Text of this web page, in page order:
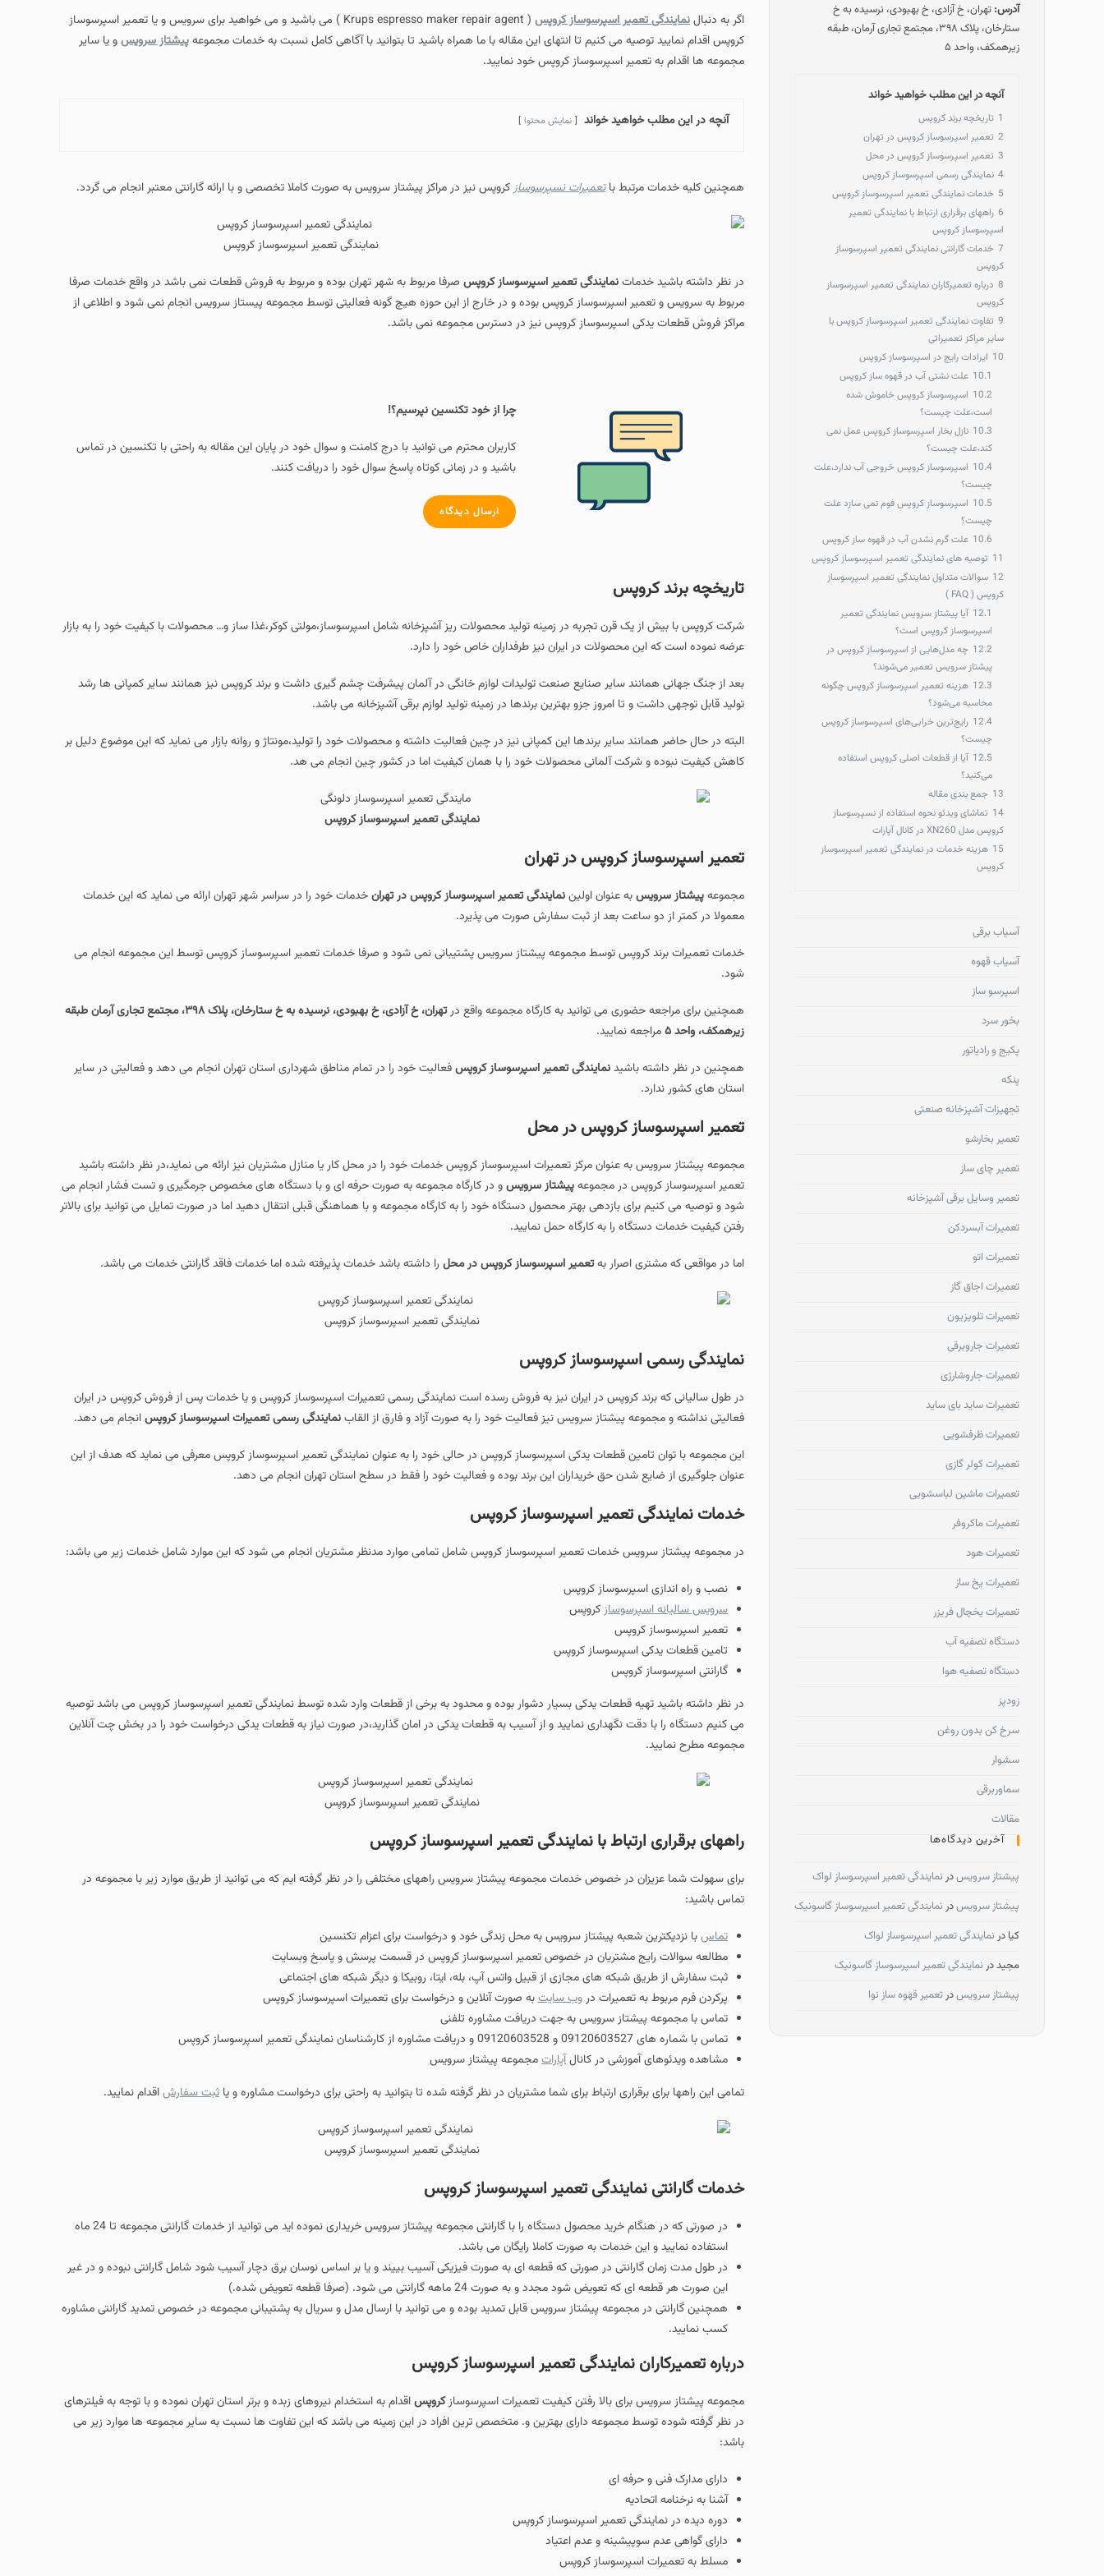
اگر به دنبالنمایندگی تعمیر اسپرسوساز کروپس
( Krups espresso maker repair agent ) می باشید و می خواهید برای سرویس و یا تعمیر اسپرسوساز
کروپس اقدام نمایید توصیه می کنیم تا انتهای این مقاله با ما همراه باشید تا بتوانید با آگاهی کامل نسبت به خدمات مجموعهپیشتاز سرویسو یا سایر
مجموعه ها اقدام به تعمیر اسپرسوساز کروپس خود نمایید.
آنچه در این مطلب خواهید خواند نمایش محتوا
همچنین کلیه خدمات مرتبط باتعمیرات نسپرسوسازکروپس نیز در مراکز پیشتاز سرویس به صورت کاملا تخصصی و با ارائه گارانتی معتبر انجام می گردد.
نمایندگی تعمیر اسپرسوساز کروپس
در نظر داشته باشید خدماتنمایندگی تعمیر اسپرسوساز کروپس صرفا مربوط به شهر تهران بوده و مربوط به فروش قطعات نمی باشد در واقع خدمات صرفا
مربوط به سرویس و تعمیر اسپرسوساز کروپس بوده و در خارج از این حوزه هیچ گونه فعالیتی توسط مجموعه پیستاز سرویس انجام نمی شود و اطلاعی از
مراکز فروش قطعات یدکی اسپرسوساز کروپس نیز در دسترس مجموعه نمی باشد.
چرا از خود تکنسین نپرسیم؟!
کاربران محترم می توانید با درج کامنت و سوال خود در پایان این مقاله به راحتی با تکنسین در تماس
باشید و در زمانی کوتاه پاسخ سوال خود را دریافت کنند.
ارسال دیدگاه
تاریخچه برند کروپس
شرکت کروپس با بیش از یک قرن تجربه در زمینه تولید محصولات ریز آشپزخانه شامل اسپرسوساز،مولتی کوکر،غذا ساز و… محصولات با کیفیت خود را به بازار
عرضه نموده است که این محصولات در ایران نیز طرفداران خاص خود را دارد.
بعد از جنگ جهانی همانند سایر صنایع صنعت تولیدات لوازم خانگی در آلمان پیشرفت چشم گیری داشت و برند کروپس نیز همانند سایر کمپانی ها رشد
تولید قابل توجهی داشت و تا امروز جزو بهترین برندها در زمینه تولید لوازم برقی آشپزخانه می باشد.
البته در حال حاضر همانند سایر برندها این کمپانی نیز در چین فعالیت داشته و محصولات خود را تولید،مونتاژ و روانه بازار می نماید که این موضوع دلیل بر
کاهش کیفیت نبوده و شرکت آلمانی محصولات خود را با همان کیفیت اما در کشور چین انجام می هد.
نمایندگی تعمیر اسپرسوساز کروپس
تعمیر اسپرسوساز کروپس در تهران
مجموعهپیشتاز سرویسبه عنوان اولیننمایندگی تعمیر اسپرسوساز کروپس در تهرانخدمات خود را در سراسر شهر تهران ارائه می نماید که این خدمات
معمولا در کمتر از دو ساعت بعد از ثبت سفارش صورت می پذیرد.
خدمات تعمیرات برند کروپس توسط مجموعه پیشتاز سرویس پشتیبانی نمی شود و صرفا خدمات تعمیر اسپرسوساز کروپس توسط این مجموعه انجام می
شود.
همچنین برای مراجعه حضوری می توانید به کارگاه مجموعه واقع در
تهران، خ آزادی، خ بهبودی، نرسیده به خ ستارخان، پلاک ۳۹۸، مجتمع تجاری آرمان طبقه
زیرهمکف، واحد ۵
مراجعه نمایید.
همچنین در نظر داشته باشیدنمایندگی تعمیر اسپرسوساز کروپسفعالیت خود را در تمام مناطق شهرداری استان تهران انجام می دهد و فعالیتی در سایر
استان های کشور ندارد.
تعمیر اسپرسوساز کروپس در محل
مجموعه پیشتاز سرویس به عنوان مرکز تعمیرات اسپرسوساز کروپس خدمات خود را در محل کار یا منازل مشتریان نیز ارائه می نماید،در نظر داشته باشید
تعمیر اسپرسوساز کروپس در مجموعهپیشتاز سرویسو در کارگاه مجموعه به صورت حرفه ای و با دستگاه های مخصوص جرمگیری و تست فشار انجام می
شود و توصیه می کنیم برای بازدهی بهتر محصول دستگاه خود را به کارگاه مجموعه و با هماهنگی قبلی انتقال دهید اما در صورت تمایل می توانید برای بالاتر
رفتن کیفیت خدمات دستگاه را به کارگاه حمل نمایید.
اما در مواقعی که مشتری اصرار بهتعمیر اسپرسوساز کروپس در محل را داشته باشد خدمات پذیرفته شده اما خدمات فاقد گارانتی خدمات می باشد.
نمایندگی تعمیر اسپرسوساز کروپس
نمایندگی رسمی اسپرسوساز کروپس
در طول سالیانی که برند کروپس در ایران نیز به فروش رسده است نمایندگی رسمی تعمیرات اسپرسوساز کروپس و یا خدمات پس از فروش کروپس در ایران
فعالیتی نداشته و مجموعه پیشتاز سرویس نیز فعالیت خود را به صورت آزاد و فارق از القابنمایندگی رسمی تعمیرات اسپرسوساز کروپسانجام می دهد.
این مجموعه با توان تامین قطعات یدکی اسپرسوساز کروپس در حالی خود را به عنوان نمایندگی تعمیر اسپرسوساز کروپس معرفی می نماید که هدف از این
عنوان جلوگیری از ضایع شدن حق خریداران این برند بوده و فعالیت خود را فقط در سطح استان تهران انجام می دهد.
خدمات نمایندگی تعمیر اسپرسوساز کروپس
در مجموعه پیشتاز سرویس خدمات تعمیر اسپرسوساز کروپس شامل تمامی موارد مدنظر مشتریان انجام می شود که این موارد شامل خدمات زیر می باشد:
نصب و راه اندازی اسپرسوساز کروپس
سرویس سالیانه اسپرسوسازکروپس
تعمیر اسپرسوساز کروپس
تامین قطعات یدکی اسپرسوساز کروپس
گارانتی اسپرسوساز کروپس
در نظر داشته باشید تهیه قطعات یدکی بسیار دشوار بوده و محدود به برخی از قطعات وارد شده توسط نمایندگی تعمیر اسپرسوساز کروپس می باشد توصیه
می کنیم دستگاه را با دقت نگهداری نمایید و از آسیب به قطعات یدکی در امان گذارید،در صورت نیاز به قطعات یدکی درخواست خود را در بخش چت آنلاین
مجموعه مطرح نمایید.
نمایندگی تعمیر اسپرسوساز کروپس
راههای برقراری ارتباط با نمایندگی تعمیر اسپرسوساز کروپس
برای سهولت شما عزیزان در خصوص خدمات مجموعه پیشتاز سرویس راههای مختلفی را در نظر گرفته ایم که می توانید از طریق موارد زیر با مجموعه در
تماس باشید:
تماسبا نزدیکترین شعبه پیشتاز سرویس به محل زندگی خود و درخواست برای اعزام تکنسین
مطالعه سوالات رایج مشتریان در خصوص تعمیر اسپرسوساز کروپس در قسمت پرسش و پاسخ وبسایت
ثبت سفارش از طریق شبکه های مجازی از قبیل واتس آپ، بله، ایتا، روبیکا و دیگر شبکه های اجتماعی
پرکردن فرم مربوط به تعمیرات دروب سایتبه صورت آنلاین و درخواست برای تعمیرات اسپرسوساز کروپس
تماس با مجموعه پیشتاز سرویس به جهت دریافت مشاوره تلفنی
تماس با شماره های 09120603527 و 09120603528 و دریافت مشاوره از کارشناسان نمایندگی تعمیر اسپرسوساز کروپس
مشاهده ویدئوهای آموزشی در کانالآپاراتمجموعه پیشتاز سرویس
تمامی این راهها برای برقراری ارتباط برای شما مشتریان در نظر گرفته شده تا بتوانید به راحتی برای درخواست مشاوره و یا ثبت سفارشاقدام نمایید.
نمایندگی تعمیر اسپرسوساز کروپس
خدمات گارانتی نمایندگی تعمیر اسپرسوساز کروپس
در صورتی که در هنگام خرید محصول دستگاه را با گارانتی مجموعه پیشتاز سرویس خریداری نموده اید می توانید از خدمات گارانتی مجموعه تا 24 ماه
استفاده نمایید و این خدمات به صورت کاملا رایگان می باشد.
در طول مدت زمان گارانتی در صورتی که قطعه ای به صورت فیزیکی آسیب بییند و یا بر اساس نوسان برق دچار آسیب شود شامل گارانتی نبوده و در غیر
این صورت هر قطعه ای که تعویض شود مجدد و به صورت 24 ماهه گارانتی می شود. (صرفا قطعه تعویض شده.)
همچنین گارانتی در مجموعه پیشتاز سرویس قابل تمدید بوده و می توانید با ارسال مدل و سریال به پشتیبانی مجموعه در خصوص تمدید گارانتی مشاوره
کسب نمایید.
درباره تعمیرکاران نمایندگی تعمیر اسپرسوساز کروپس
مجموعه پیشتاز سرویس برای بالا رفتن کیفیت تعمیرات اسپرسوسازکروپساقدام به استخدام نیروهای زبده و برتر استان تهران نموده و با توجه به فیلترهای
در نظر گرفته شوده توسط مجموعه دارای بهترین و. متخصص ترین افراد در این زمینه می باشد که این تفاوت ها نسبت به سایر مجموعه ها موارد زیر می
باشد:
دارای مدارک فنی و حرفه ای
آشنا به نرخنامه اتحادیه
دوره دیده در نمایندگی تعمیر اسپرسوساز کروپس
دارای گواهی عدم سوپیشینه و عدم اعتیاد
مسلط به تعمیرات اسپرسوساز کروپس
آدرس: تهران، خ آزادی، خ بهبودی، نرسیده به خ
ستارخان، پلاک ۳۹۸، مجتمع تجاری آرمان، طبقه
زیرهمکف، واحد ۵
آنچه در این مطلب خواهید خواند
1 تاریخچه برند کروپس
2 تعمیر اسپرسوساز کروپس در تهران
3 تعمیر اسپرسوساز کروپس در محل
4 نمایندگی رسمی اسپرسوساز کروپس
5 خدمات نمایندگی تعمیر اسپرسوساز کروپس
6 راههای برقراری ارتباط با نمایندگی تعمیر
اسپرسوساز کروپس
7 خدمات گارانتی نمایندگی تعمیر اسپرسوساز
کروپس
8 درباره تعمیرکاران نمایندگی تعمیر اسپرسوساز
کروپس
9 تفاوت نمایندگی تعمیر اسپرسوساز کروپس با
سایر مراکز تعمیراتی
10 ایرادات رایج در اسپرسوساز کروپس
10.1 علت نشتی آب در قهوه ساز کروپس
10.2 اسپرسوساز کروپس خاموش شده
است،علت چیست؟
10.3 نازل بخار اسپرسوساز کروپس عمل نمی
کند،علت چیست؟
10.4 اسپرسوساز کروپس خروجی آب ندارد،علت
چیست؟
10.5 اسپرسوساز کروپس فوم نمی سازد علت
چیست؟
10.6 علت گرم نشدن آب در قهوه ساز کروپس
11 توصیه های نمایندگی تعمیر اسپرسوساز کروپس
12 سوالات متداول نمایندگی تعمیر اسپرسوساز
کروپس ( FAQ )
12.1 آیا پیشتاز سرویس نمایندگی تعمیر
اسپرسوساز کروپس است؟
12.2 چه مدل‌هایی از اسپرسوساز کروپس در
پیشتاز سرویس تعمیر می‌شوند؟
12.3 هزینه تعمیر اسپرسوساز کروپس چگونه
محاسبه می‌شود؟
12.4 رایج‌ترین خرابی‌های اسپرسوساز کروپس
چیست؟
12.5 آیا از قطعات اصلی کروپس استفاده
می‌کنید؟
13 جمع بندی مقاله
14 تماشای ویدئو نحوه استفاده از نسپرسوساز
کروپس مدل XN260 در کانال آپارات
15 هزینه خدمات در نمایندگی تعمیر اسپرسوساز
کروپس
آسیاب برقی
آسیاب قهوه
اسپرسو ساز
بخور سرد
پکیج و رادیاتور
پنکه
تجهیزات آشپزخانه صنعتی
تعمیر بخارشو
تعمیر چای ساز
تعمیر وسایل برقی آشپزخانه
تعمیرات آبسردکن
تعمیرات اتو
تعمیرات اجاق گاز
تعمیرات تلویزیون
تعمیرات جاروبرقی
تعمیرات جاروشارژی
تعمیرات ساید بای ساید
تعمیرات ظرفشویی
تعمیرات کولر گازی
تعمیرات ماشین لباسشویی
تعمیرات ماکروفر
تعمیرات هود
تعمیرات یخ ساز
تعمیرات یخچال فریزر
دستگاه تصفیه آب
دستگاه تصفیه هوا
زودپز
سرخ کن بدون روغن
سشوار
سماوربرقی
مقالات
آخرین دیدگاه‌ها
پیشتاز سرویسدر نمایندگی تعمیر اسپرسوساز لواک
پیشتاز سرویسدر نمایندگی تعمیر اسپرسوساز گاسونیک
کیا در نمایندگی تعمیر اسپرسوساز لواک
مجیددر نمایندگی تعمیر اسپرسوساز گاسونیک
پیشتاز سرویسدرتعمیر قهوه ساز نوا